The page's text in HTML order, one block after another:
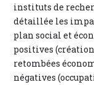
instituts de
détaillée les
plan social et
positives
retombées
négatives